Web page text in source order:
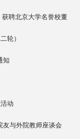
聘北京大学名誉校董
轮）
知
动
与外院教师座谈会